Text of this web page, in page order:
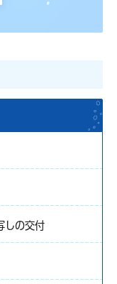
しの交付